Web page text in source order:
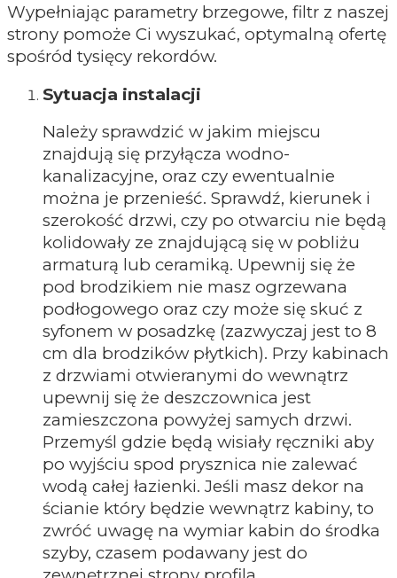
Wypełniając parametry brzegowe, filtr z naszej
strony pomoże Ci wyszukać, optymalną ofertę
spośród tysięcy rekordów.
Sytuacja instalacji
Należy sprawdzić w jakim miejscu
znajdują się przyłącza wodno-
kanalizacyjne, oraz czy ewentualnie
można je przenieść. Sprawdź, kierunek i
szerokość drzwi, czy po otwarciu nie będą
kolidowały ze znajdującą się w pobliżu
armaturą lub ceramiką. Upewnij się że
pod brodzikiem nie masz ogrzewana
podłogowego oraz czy może się skuć z
syfonem w posadzkę (zazwyczaj jest to 8
cm dla brodzików płytkich). Przy kabinach
z drzwiami otwieranymi do wewnątrz
upewnij się że deszczownica jest
zamieszczona powyżej samych drzwi.
Przemyśl gdzie będą wisiały ręczniki aby
po wyjściu spod prysznica nie zalewać
wodą całej łazienki. Jeśli masz dekor na
ścianie który będzie wewnątrz kabiny, to
zwróć uwagę na wymiar kabin do środka
szyby, czasem podawany jest do